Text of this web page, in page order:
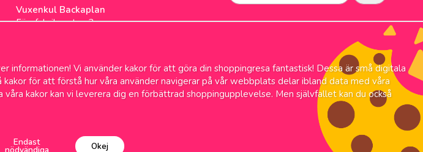
Vuxenkul Backaplan
Färgfabriksgatan 3
Alltid låga priser
informationen! Vi använder kakor för att göra din shoppingresa fantastisk! Dessa är små digitala
för att förstå hur våra använder navigerar på vår webbplats delar ibland data med våra
kakor kan vi leverera dig en förbättrad shoppingupplevelse. Men självfallet kan du också
Endast Okej